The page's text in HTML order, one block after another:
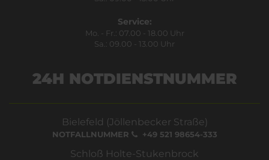
Service:
Mo. - Fr.: 07.00 - 18.00 Uhr
Sa.: 09.00 - 13.00 Uhr
24H NOTDIENSTNUMMER
Bielefeld (Jöllenbecker Straße)
NOTFALLNUMMER +49 521 98654-333
Schloß Holte-Stukenbrock